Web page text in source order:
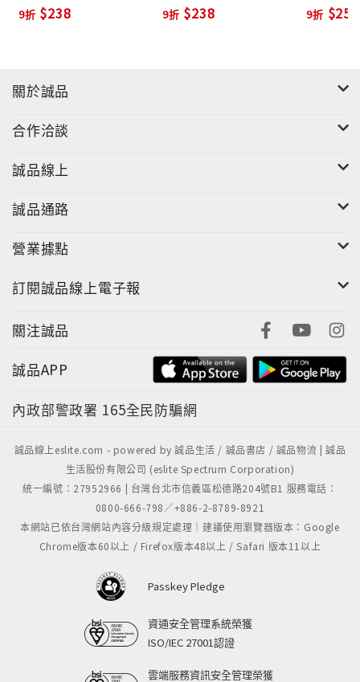
9折 $238 9折 $238 9折 $256
關於誠品
合作洽談
誠品線上
誠品通路
營業據點
訂閱誠品線上電子報
關注誠品
誠品APP
內政部警政署 165全民防騙網
誠品線上eslite.com - powered by 誠品生活 / 誠品書店 / 誠品物流 | 誠品
生活股份有限公司 (eslite Spectrum Corporation)
統一編號：27952966 | 台灣台北市信義區松德路204號B1 服務電話：
0800-666-798／+886-2-8789-8921
本網站已依台灣網站內容分級規定處理｜建議使用瀏覽器版本：Google
Chrome版本60以上 / Firefox版本48以上 / Safari 版本11以上
Passkey Pledge
資通安全管理系統榮獲
ISO/IEC 27001認證
雲端服務資訊安全管理榮獲